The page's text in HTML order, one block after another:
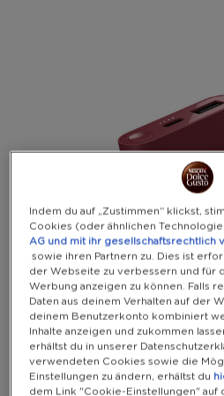
Indem du auf „Zustimmen“ klickst,
Cookies (oder ähnlichen
AG und mit ihr gesellschaftsrechtlich
sowie ihren Partnern zu. Dies ist
der Webseite zu verbessern und für
Werbung anzeigen zu können. Falls
Daten aus deinem Verhalten auf der
deinem Benutzerkonto kombiniert
Inhalte anzeigen und zukommen
erhältst du in unserer
verwendeten Cookies sowie die
Einstellungen zu ändern, erhältst du
dem Link "Cookie-Einstellungen" auf